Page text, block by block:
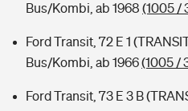
Bus/Kombi, ab 1968 (1005 /
Ford Transit, 72 E 1
Bus/Kombi, ab 1966(1005 /
Ford Transit, 73 E 3 B